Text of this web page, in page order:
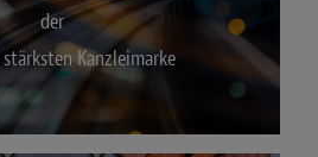
der
Kanzleimarke